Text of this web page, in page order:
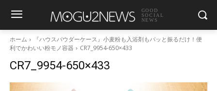
GOOD
SOCIAL
NEWS
ホーム
『ハウスパウダーケース』小麦粉も入浴剤もパッと振るだけ！便
利でかわいい粉モノ容器
CR7_9954-650×433
CR7_9954-650×433